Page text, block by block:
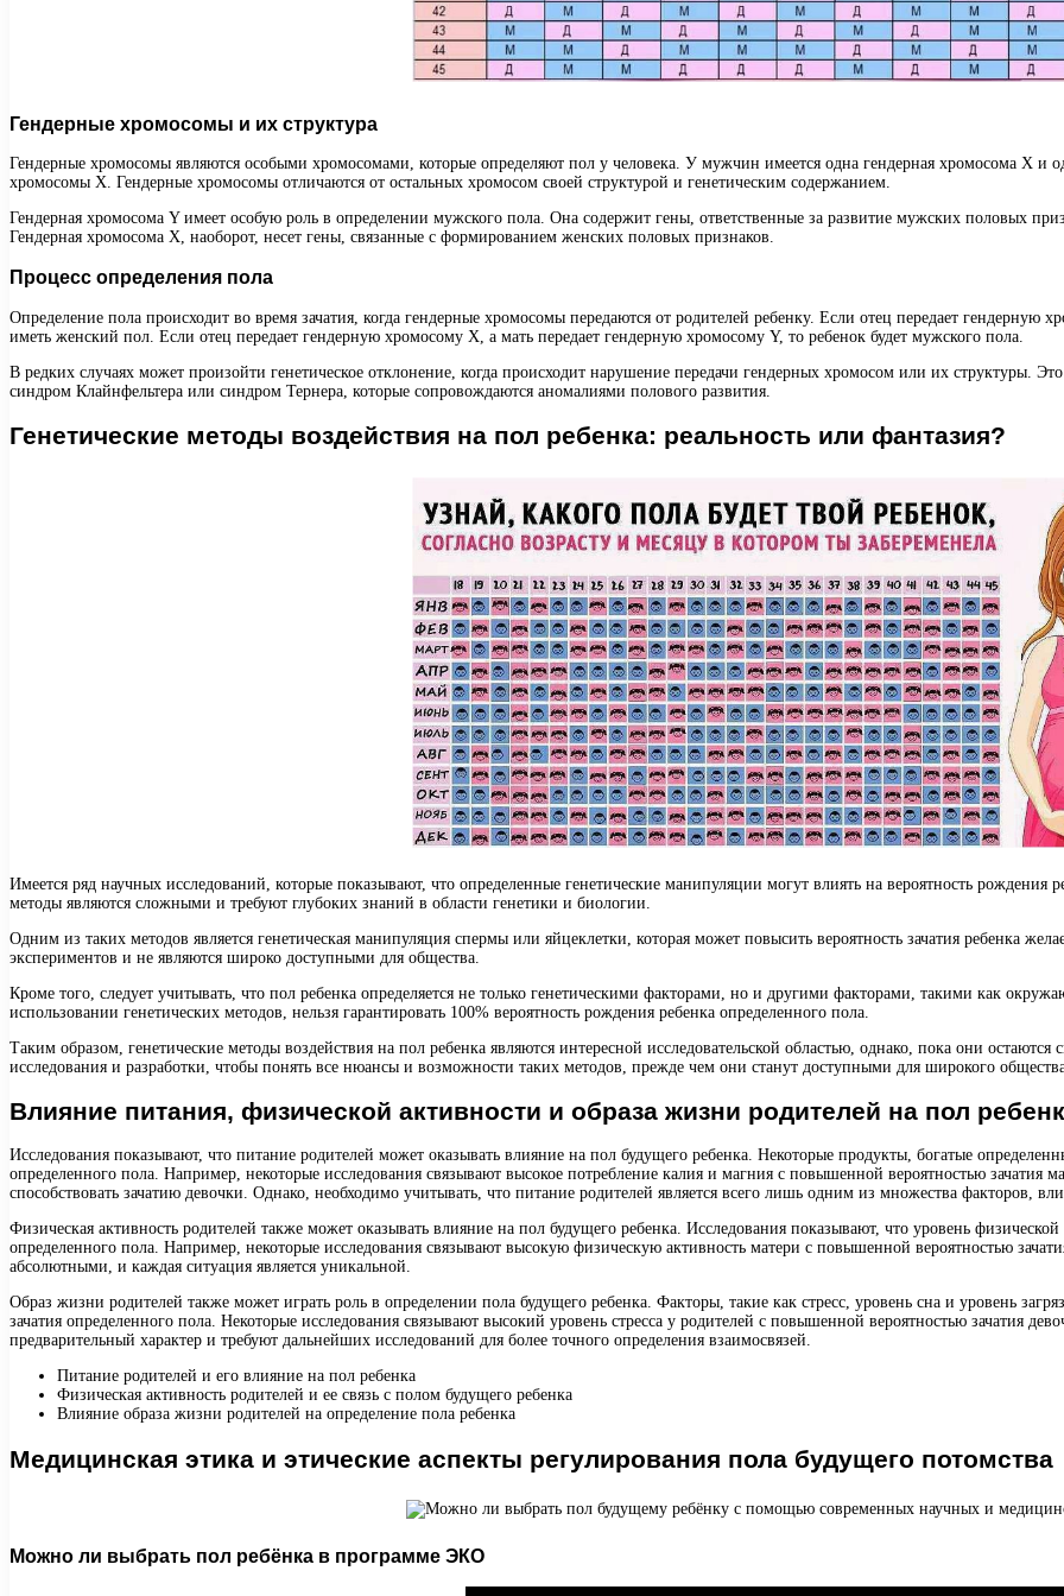
Гендерные хромосомы и их структура
Гендерные хромосомы являются особыми хромосомами, которые определяют пол у человека. У мужчин имеется одна гендерная хромосома X и
хромосомы X. Гендерные хромосомы отличаются от остальных хромосом своей структурой и генетическим содержанием.
Гендерная хромосома Y имеет особую роль в определении мужского пола. Она содержит гены, ответственные за развитие мужских половых
Гендерная хромосома X, наоборот, несет гены, связанные с формированием женских половых признаков.
Процесс определения пола
Определение пола происходит во время зачатия, когда гендерные хромосомы передаются от родителей ребенку. Если отец передает гендерную
иметь женский пол. Если отец передает гендерную хромосому X, а мать передает гендерную хромосому Y, то ребенок будет мужского пола.
В редких случаях может произойти генетическое отклонение, когда происходит нарушение передачи гендерных хромосом или их структуры.
синдром Клайнфельтера или синдром Тернера, которые сопровождаются аномалиями полового развития.
Генетические методы воздействия на пол ребенка: реальность или фантазия?
Имеется ряд научных исследований, которые показывают, что определенные генетические манипуляции могут влиять на вероятность
методы являются сложными и требуют глубоких знаний в области генетики и биологии.
Одним из таких методов является генетическая манипуляция спермы или яйцеклетки, которая может повысить вероятность зачатия ребенка
экспериментов и не являются широко доступными для общества.
Кроме того, следует учитывать, что пол ребенка определяется не только генетическими факторами, но и другими факторами, такими как
использовании генетических методов, нельзя гарантировать 100% вероятность рождения ребенка определенного пола.
Таким образом, генетические методы воздействия на пол ребенка являются интересной исследовательской областью, однако, пока они
исследования и разработки, чтобы понять все нюансы и возможности таких методов, прежде чем они станут доступными для широкого
Влияние питания, физической активности и образа жизни родителей на пол
Исследования показывают, что питание родителей может оказывать влияние на пол будущего ребенка. Некоторые продукты, богатые
определенного пола. Например, некоторые исследования связывают высокое потребление калия и магния с повышенной вероятностью зачатия
способствовать зачатию девочки. Однако, необходимо учитывать, что питание родителей является всего лишь одним из множества факторов,
Физическая активность родителей также может оказывать влияние на пол будущего ребенка. Исследования показывают, что уровень
определенного пола. Например, некоторые исследования связывают высокую физическую активность матери с повышенной вероятностью
абсолютными, и каждая ситуация является уникальной.
Образ жизни родителей также может играть роль в определении пола будущего ребенка. Факторы, такие как стресс, уровень сна и уровень
зачатия определенного пола. Некоторые исследования связывают высокий уровень стресса у родителей с повышенной вероятностью зачатия
предварительный характер и требуют дальнейших исследований для более точного определения взаимосвязей.
Питание родителей и его влияние на пол ребенка
Физическая активность родителей и ее связь с полом будущего ребенка
Влияние образа жизни родителей на определение пола ребенка
Медицинская этика и этические аспекты регулирования пола будущего потомства
Можно ли выбрать пол ребёнка в программе ЭКО